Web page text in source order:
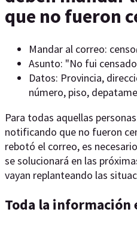
que no fueron
Mandar al correo:
Asunto: "No fui
Datos: Provincia,
número, piso,
Para todas aquellas
notificando que no fueron
rebotó el correo, es
se solucionará en las
vayan replanteando las
Toda la información